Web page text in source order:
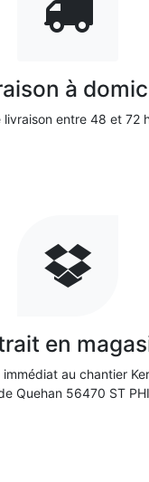
à
livraison entre 48 et 72
en
immédiat au chantier
Quehan 56470 ST